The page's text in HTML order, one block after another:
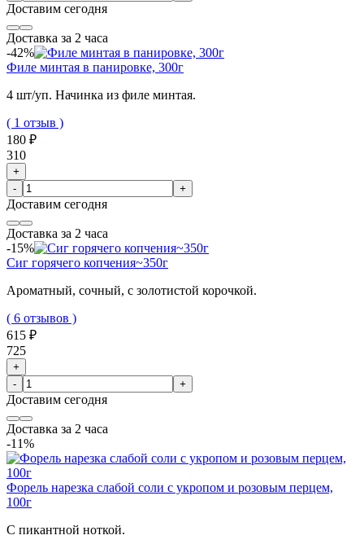
Доставим сегодня
Доставка за 2 часа
-42%
Филе минтая в панировке, 300г
4 шт/уп. Начинка из филе минтая.
( 1 отзыв )
180 ₽
310
+
-
+
Доставим сегодня
Доставка за 2 часа
-15%
Сиг горячего копчения~350г
Ароматный, сочный, с золотистой корочкой.
( 6 отзывов )
615 ₽
725
+
-
+
Доставим сегодня
Доставка за 2 часа
-11%
Форель нарезка слабой соли с укропом и розовым перцем,
100г
С пикантной ноткой.